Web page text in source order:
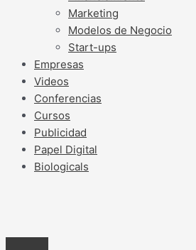
Marketing
Modelos de Negocio
Start-ups
Empresas
Videos
Conferencias
Cursos
Publicidad
Papel Digital
Biologicals